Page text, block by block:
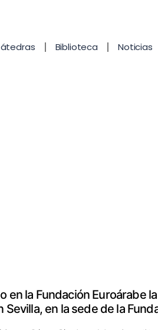
Biblioteca Noticias
en la Fundación Euroárabe
en la sede de la